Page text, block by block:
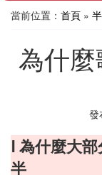
當前位置： 首頁 »
為什
發
Ⅰ 為什麼大
半